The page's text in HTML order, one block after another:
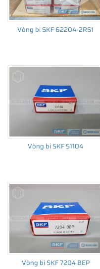
Xuất xứ vòng bi SKF chính
Chất lượng vòng bi SKF chính
Vòng bi SKF 62204-2RS1
Vòng bi SKF 51104
Vòng bi SKF 7204 BEP